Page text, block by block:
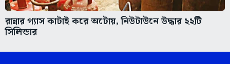
রান্নার গ্যাস কাটাই করে অটোয়, নিউটাউনে উদ্ধার ২২টি
সিলিন্ডার